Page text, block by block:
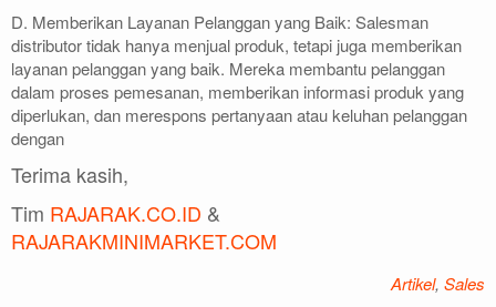
D. Memberikan Layanan Pelanggan yang Baik: Salesman
distributor tidak hanya menjual produk, tetapi juga memberikan
layanan pelanggan yang baik. Mereka membantu pelanggan
dalam proses pemesanan, memberikan informasi produk yang
diperlukan, dan merespons pertanyaan atau keluhan pelanggan
dengan
Terima kasih,
Tim RAJARAK.CO.ID &
RAJARAKMINIMARKET.COM
Artikel, Sales